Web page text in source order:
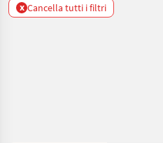
x Cancella tutti i filtri